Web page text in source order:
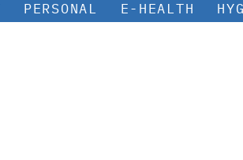
PERSONAL E-HEALTH